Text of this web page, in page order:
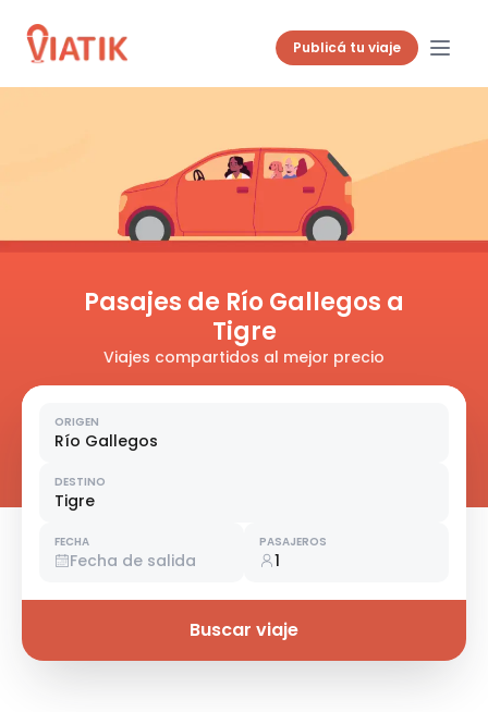
Publicá tu viaje
Pasajes de Río Gallegos a
Tigre
Viajes compartidos al mejor precio
ORIGEN
Río Gallegos
DESTINO
Tigre
FECHA
Fecha de salida
PASAJEROS
1
Buscar viaje